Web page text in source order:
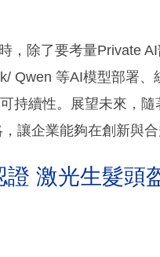
，除了要考量Private
Qwen 等AI模型部署
持續性。展望未來，
讓企業能夠在創新與
激光生髮頭